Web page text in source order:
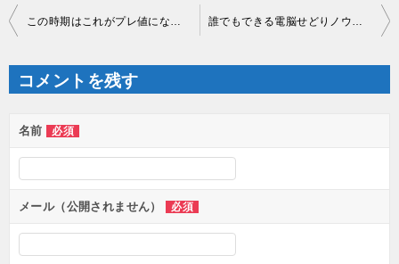
投
稿
ナ
ゲ
ー
シ
ン
コメントを残す
名前 必須
メール（公開されません） 必須